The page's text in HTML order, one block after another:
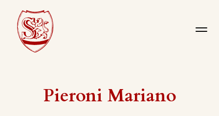
Pieroni Mariano